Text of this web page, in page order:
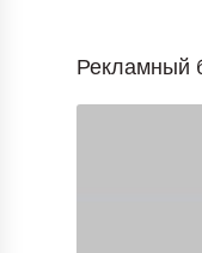
Рекламный